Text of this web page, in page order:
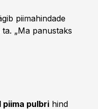
piimahindade
„Ma panustaks
piima pulbri hind